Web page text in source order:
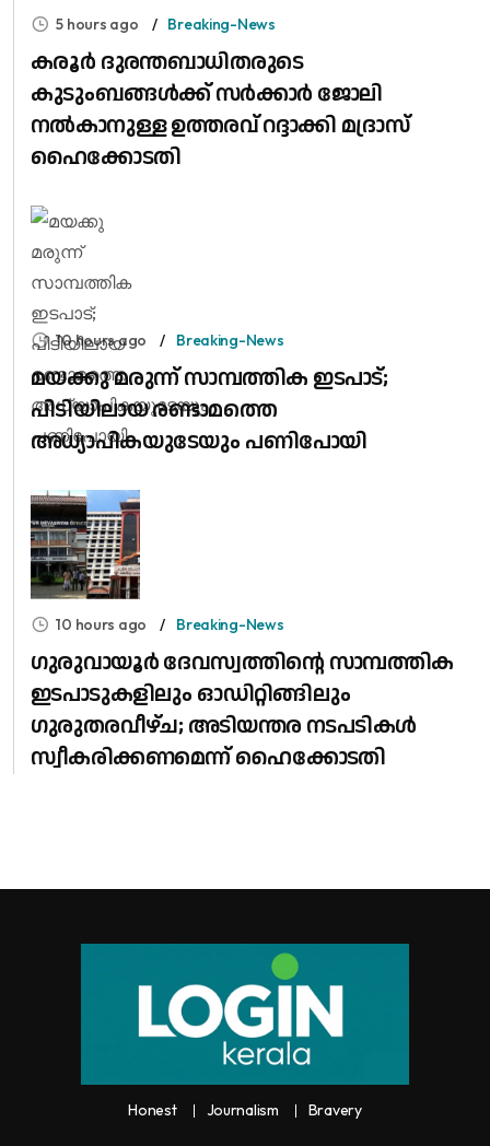
5 hours ago Breaking-News
കരൂർ ദുരന്തബാധിതരുടെ
കുടുംബങ്ങൾക്ക് സർക്കാർ ജോലി
നൽകാനുള്ള ഉത്തരവ് റദ്ദാക്കി മദ്രാസ്
ഹൈക്കോടതി
10 hours ago Breaking-News
മയക്കു മരുന്ന് സാമ്പത്തിക ഇടപാട്;
പിടിയിലായ രണ്ടാമത്തെ
അധ്യാപികയുടേയും പണിപോയി
10 hours ago Breaking-News
ഗുരുവായൂർ ദേവസ്വത്തിന്റെ സാമ്പത്തിക
ഇടപാടുകളിലും ഓഡിറ്റിങ്ങിലും ​
ഗുരുതരവീഴ്ച; അടിയന്തര നടപടികൾ
സ്വീകരിക്കണമെന്ന് ഹൈക്കോടതി
Honest Journalism Bravery